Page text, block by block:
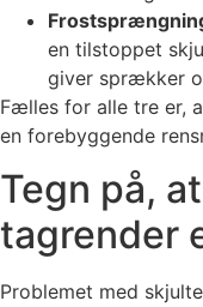
en tilstoppet
giver sprækker
Fælles for alle tre er,
en forebyggende
Tegn på,
tagrender
Problemet med